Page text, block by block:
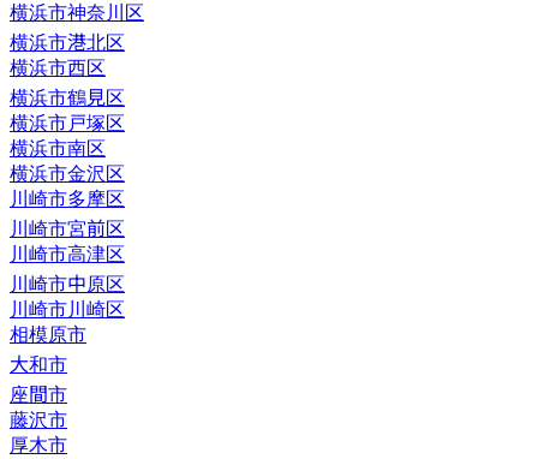
横浜市神奈川区
横浜市港北区
横浜市西区
横浜市鶴見区
横浜市戸塚区
横浜市南区
横浜市金沢区
川崎市多摩区
川崎市宮前区
川崎市高津区
川崎市中原区
川崎市川崎区
相模原市
大和市
座間市
藤沢市
厚木市